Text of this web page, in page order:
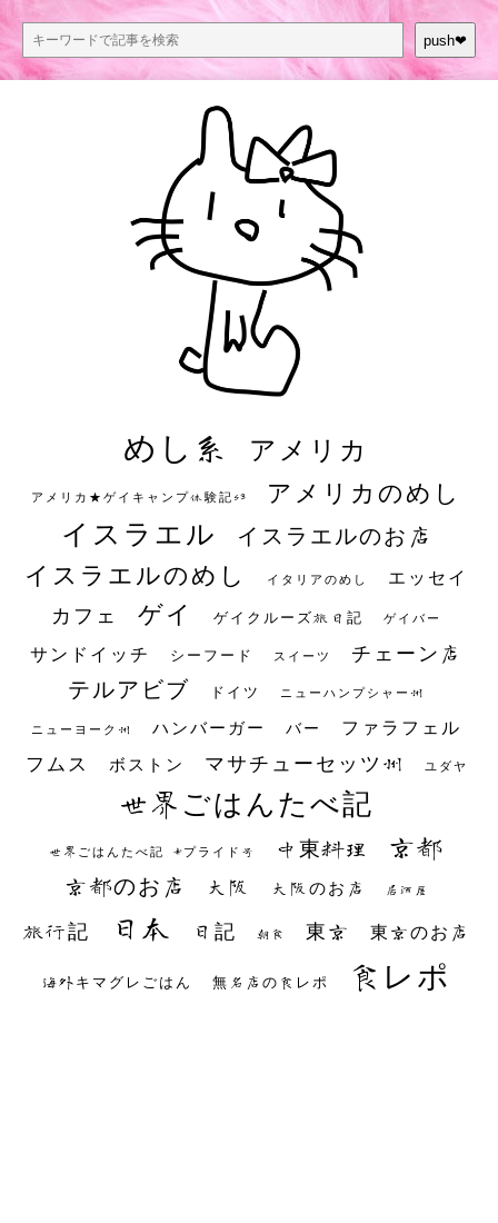
push❤︎
めし系 アメリカ
アメリカ★ゲイキャンプ体験記S3 アメリカのめし
イスラエル イスラエルのお店
イスラエルのめし イタリアのめし エッセイ
カフェ ゲイ ゲイクルーズ旅日記 ゲイバー
サンドイッチ シーフード スイーツ チェーン店
テルアビブ ドイツ ニューハンプシャー州
ニューヨーク州 ハンバーガー バー ファラフェル
フムス ボストン マサチューセッツ州 ユダヤ
世界ごはんたべ記
世界ごはんたべ記 #プライド号 中東料理 京都
京都のお店 大阪 大阪のお店 居酒屋
旅行記 日本 日記 朝食 東京 東京のお店
海外キマグレごはん 無名店の食レポ 食レポ